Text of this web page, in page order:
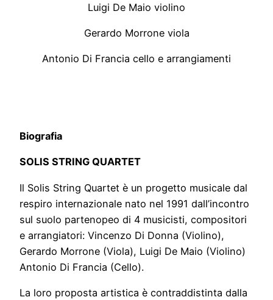
Luigi De Maio violino
Gerardo Morrone viola
Antonio Di Francia cello e arrangiamenti
Biografia
SOLIS STRING QUARTET
Il Solis String Quartet è un progetto musicale dal
respiro internazionale nato nel 1991 dall’incontro
sul suolo partenopeo di 4 musicisti, compositori
e arrangiatori: Vincenzo Di Donna (Violino),
Gerardo Morrone (Viola), Luigi De Maio (Violino)
Antonio Di Francia (Cello).
La loro proposta artistica è contraddistinta dalla